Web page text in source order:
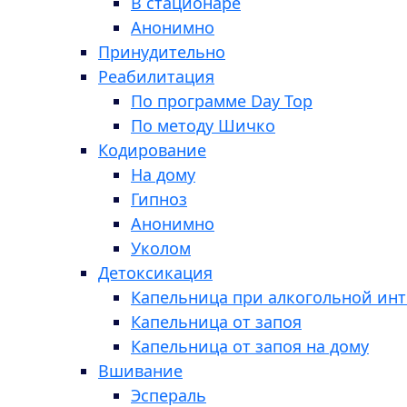
Анонимно
Принудительно
Реабилитация
По программе Day Top
По методу Шичко
Кодирование
На дому
Гипноз
Анонимно
Уколом
Детоксикация
Капельница при алкогольной
Капельница от запоя
Капельница от запоя на дому
Вшивание
Эспераль